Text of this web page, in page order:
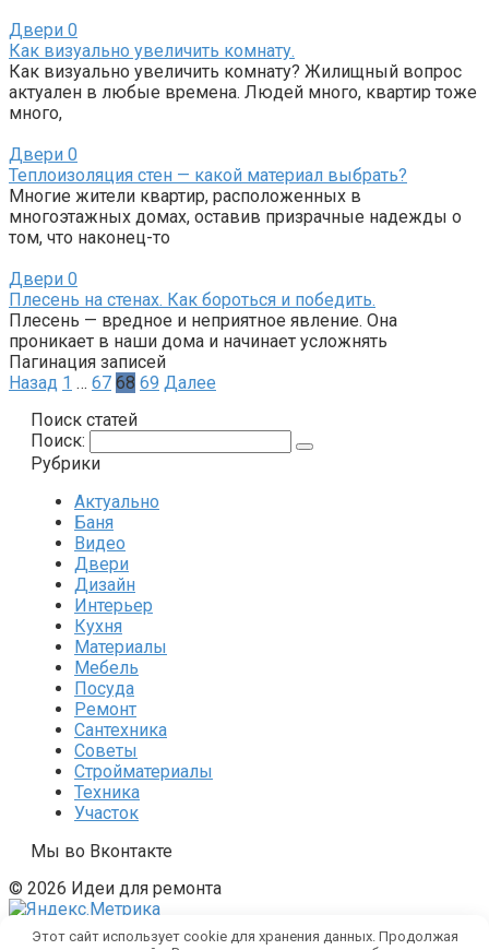
Двери 0
Как визуально увеличить комнату.
Как визуально увеличить комнату? Жилищный вопрос
актуален в любые времена. Людей много, квартир тоже
много,
Двери 0
Теплоизоляция стен — какой материал выбрать?
Многие жители квартир, расположенных в
многоэтажных домах, оставив призрачные надежды о
том, что наконец-то
Двери 0
Плесень на стенах. Как бороться и победить.
Плесень — вредное и неприятное явление. Она
проникает в наши дома и начинает усложнять
Пагинация записей
Назад 1 … 67 68 69 Далее
Поиск статей
Поиск:
Рубрики
Актуально
Баня
Видео
Двери
Дизайн
Интерьер
Кухня
Материалы
Мебель
Посуда
Ремонт
Сантехника
Советы
Стройматериалы
Техника
Участок
Мы во Вконтакте
© 2026 Идеи для ремонта
Этот сайт использует cookie для хранения данных. Продолжая